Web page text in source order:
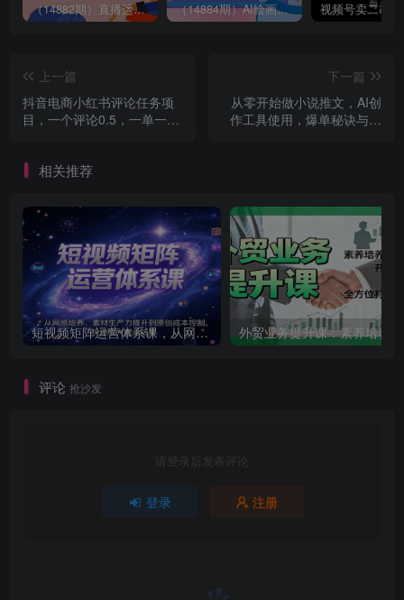
（14882期）直播运营全流程课程-5月更新：从起号、话术设计、罗盘运营到微付费投放等 （14884期）AI绘画进阶课，涵盖电商摄影等多领域，PS操作与AI工具使用全面教学
上一篇
抖音电商小红书评论任务项
目，一个评论0.5，一单一结
下一篇
从零开始做小说推文，AI创
作工具使用，爆单秘诀与运
相关推荐
短视频矩阵运营体系课，从网感培养、素材生产力提升到原创成本控制，快速放大商业结果
评论 抢沙发
请登录后发表评论
登录 注册